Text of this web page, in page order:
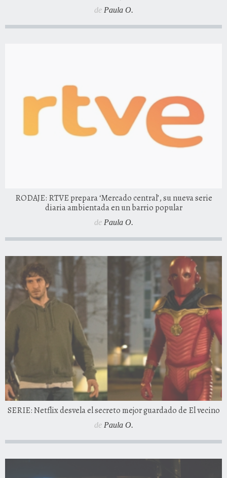
de Paula O.
RODAJE: RTVE prepara ‘Mercado central’, su nueva serie
diaria ambientada en un barrio popular
de Paula O.
SERIE: Netflix desvela el secreto mejor guardado de El vecino
de Paula O.